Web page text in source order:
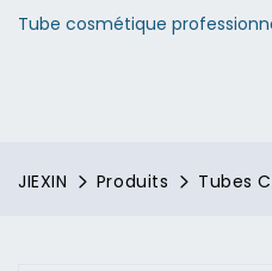
Tube cosmétique
JIEXIN Produits Tubes